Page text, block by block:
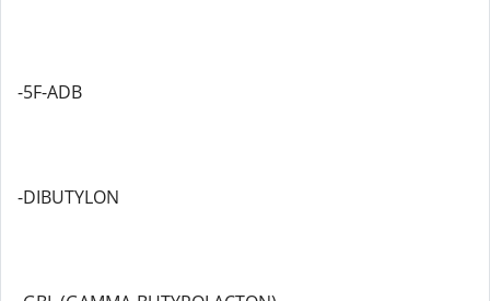
-5F-ADB
-DIBUTYLON